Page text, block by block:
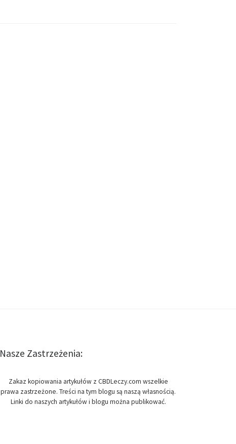
Nasze Zastrzeżenia:
Zakaz kopiowania artykułów z CBDLeczy.com wszelkie
prawa zastrzeżone. Treści na tym blogu są naszą własnością.
Linki do naszych artykułów i blogu można publikować.